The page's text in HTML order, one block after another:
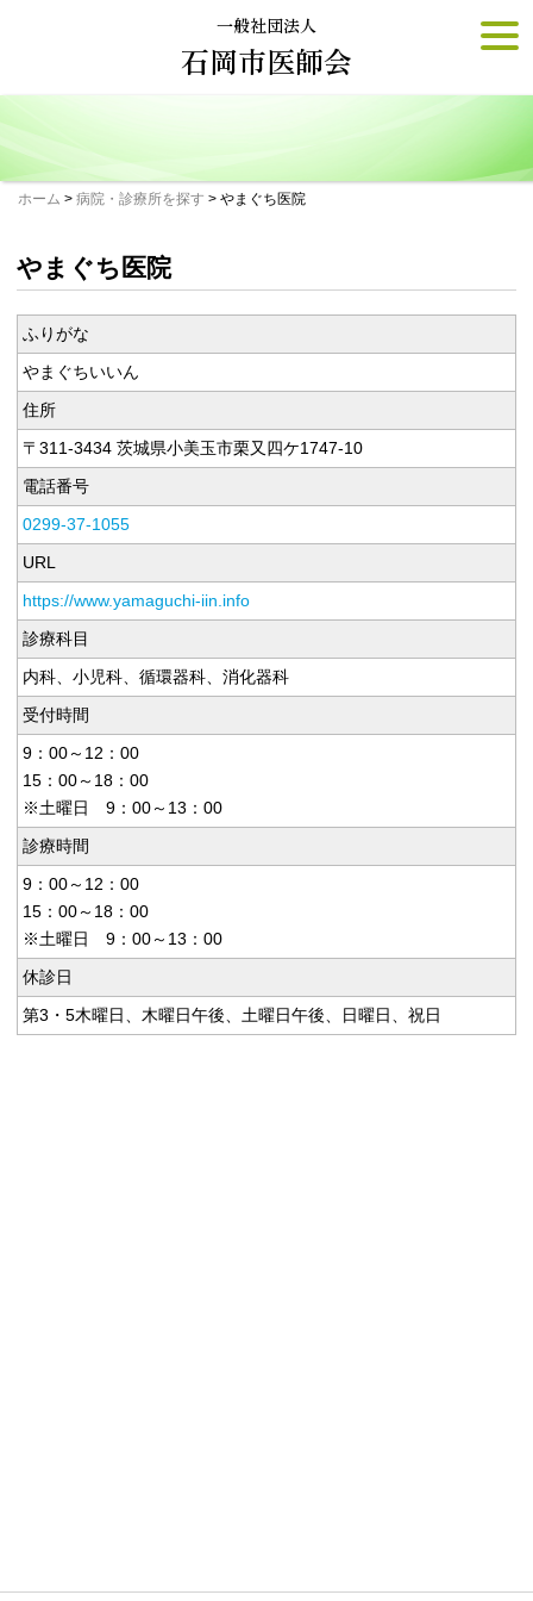
一般社団法人
石岡市医師会
ホーム > 病院・診療所を探す > やまぐち医院
やまぐち医院
ふりがな
やまぐちいいん
住所
〒311-3434 茨城県小美玉市栗又四ケ1747-10
電話番号
0299-37-1055
URL
https://www.yamaguchi-iin.info
診療科目
内科、小児科、循環器科、消化器科
受付時間
9：00～12：00
15：00～18：00
※土曜日 9：00～13：00
診療時間
9：00～12：00
15：00～18：00
※土曜日 9：00～13：00
休診日
第3・5木曜日、木曜日午後、土曜日午後、日曜日、祝日